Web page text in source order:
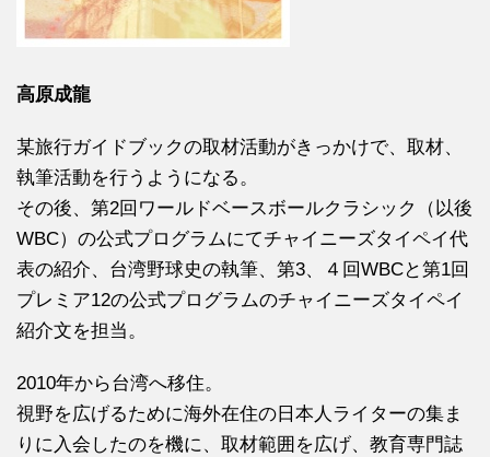
高原成龍
某旅行ガイドブックの取材活動がきっかけで、取材、
執筆活動を行うようになる。
その後、第2回ワールドベースボールクラシック（以後
WBC）の公式プログラムにてチャイニーズタイペイ代
表の紹介、台湾野球史の執筆、第3、４回WBCと第1回
プレミア12の公式プログラムのチャイニーズタイペイ
紹介文を担当。
2010年から台湾へ移住。
視野を広げるために海外在住の日本人ライターの集ま
りに入会したのを機に、取材範囲を広げ、教育専門誌